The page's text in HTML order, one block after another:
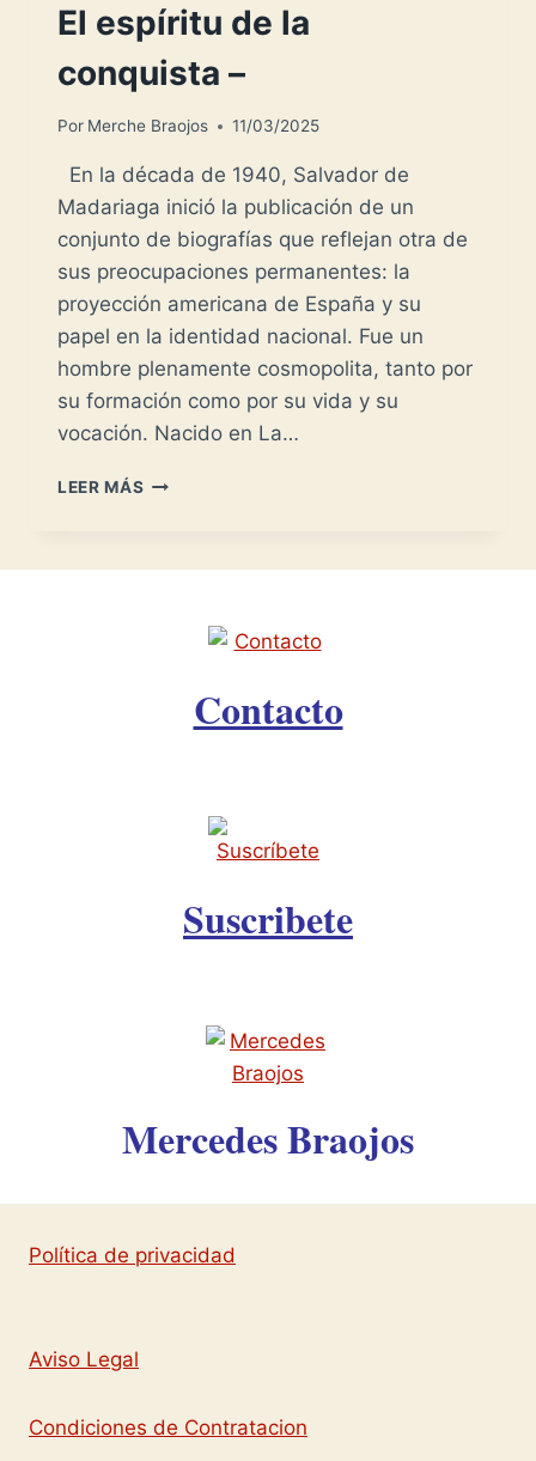
El espíritu de la
conquista –
Por Merche Braojos 11/03/2025
En la década de 1940, Salvador de
Madariaga inició la publicación de un
conjunto de biografías que reflejan otra de
sus preocupaciones permanentes: la
proyección americana de España y su
papel en la identidad nacional. Fue un
hombre plenamente cosmopolita, tanto por
su formación como por su vida y su
vocación. Nacido en La…
LEER MÁS SALVADOR
Contacto
Suscribete
Mercedes Braojos
Política de privacidad
Aviso Legal
Condiciones de Contratacion